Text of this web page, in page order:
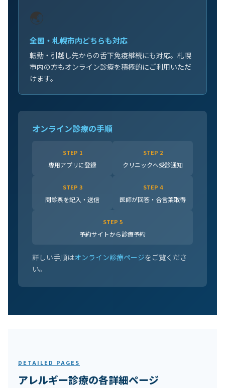
🌏
全国・札幌市内どちらも対応
転勤・引越し先からの舌下免疫継続にも対応。札幌
市内の方もオンライン診療を積極的にご利用いただ
けます。
オンライン診療の手順
STEP 1
専用アプリに登録
STEP 2
クリニックへ受診通知
STEP 3
問診票を記入・送信
STEP 4
医師が回答・合言葉取得
STEP 5
予約サイトから診療予約
詳しい手順はオンライン診療ページをご覧くださ
い。
DETAILED PAGES
アレルギー診療の各詳細ページ